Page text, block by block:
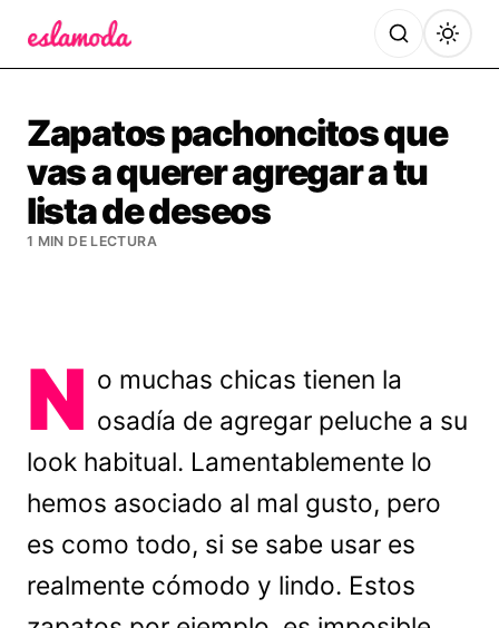
Zapatos pachoncitos que
vas a querer agregar a tu
lista de deseos
1 MIN DE LECTURA
N o muchas chicas tienen la
osadía de agregar peluche a su
look habitual. Lamentablemente lo
hemos asociado al mal gusto, pero
es como todo, si se sabe usar es
realmente cómodo y lindo. Estos